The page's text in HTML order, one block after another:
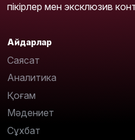
пікірлер мен эксклюзив
Айдарлар
Саясат
Аналитика
Қоғам
Мәдениет
Сұхбат